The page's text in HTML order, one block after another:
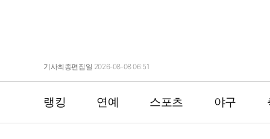
기사최종편집일 2026-08-08 06:51
랭킹 연예 스포츠 야구